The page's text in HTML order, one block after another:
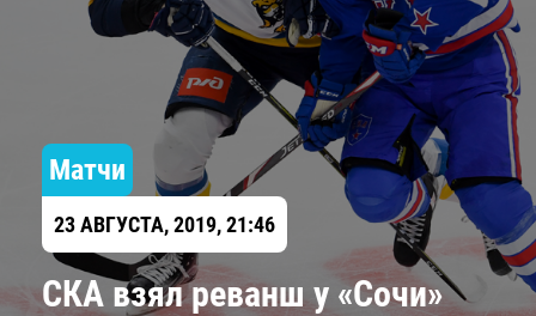
Матчи
23 АВГУСТА, 2019, 21:46
СКА взял реванш у «Сочи»